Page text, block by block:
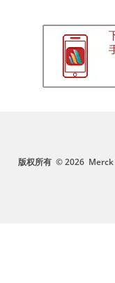
版权所有 © 2026 Merck